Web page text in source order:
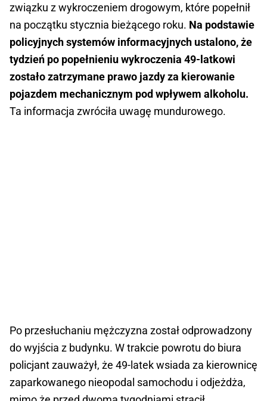
związku z wykroczeniem drogowym, które popełnił
na początku stycznia bieżącego roku. Na podstawie
policyjnych systemów informacyjnych ustalono, że
tydzień po popełnieniu wykroczenia 49-latkowi
zostało zatrzymane prawo jazdy za kierowanie
pojazdem mechanicznym pod wpływem alkoholu.
Ta informacja zwróciła uwagę mundurowego.
Po przesłuchaniu mężczyzna został odprowadzony
do wyjścia z budynku. W trakcie powrotu do biura
policjant zauważył, że 49-latek wsiada za kierownicę
zaparkowanego nieopodal samochodu i odjeżdża,